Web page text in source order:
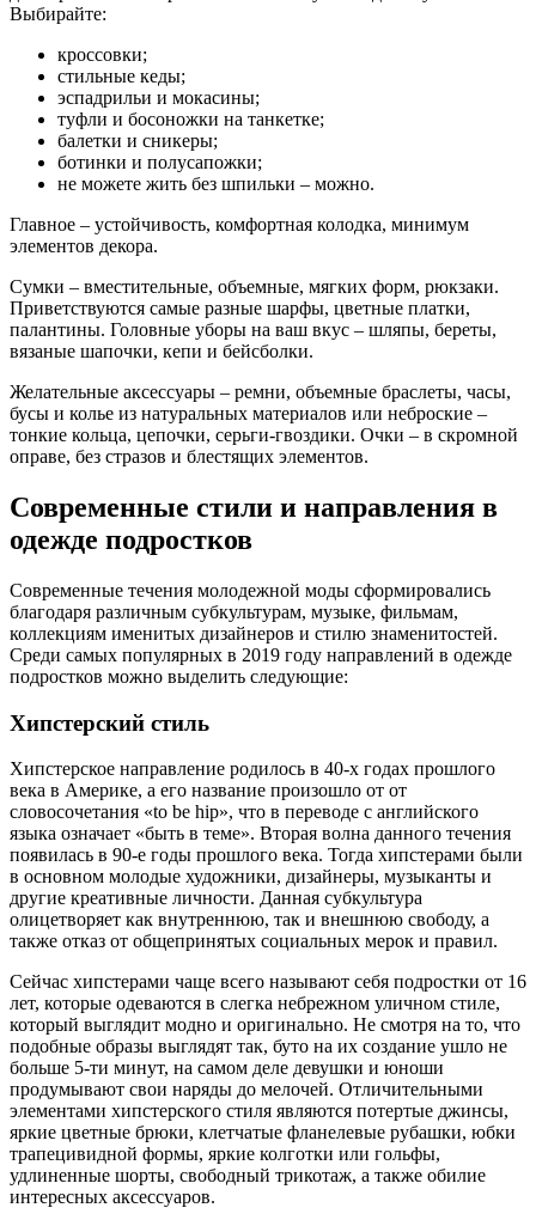
Выбирайте:
кроссовки;
стильные кеды;
эспадрильи и мокасины;
туфли и босоножки на танкетке;
балетки и сникеры;
ботинки и полусапожки;
не можете жить без шпильки – можно.
Главное – устойчивость, комфортная колодка, минимум
элементов декора.
Сумки – вместительные, объемные, мягких форм, рюкзаки.
Приветствуются самые разные шарфы, цветные платки,
палантины. Головные уборы на ваш вкус – шляпы, береты,
вязаные шапочки, кепи и бейсболки.
Желательные аксессуары – ремни, объемные браслеты, часы,
бусы и колье из натуральных материалов или неброские –
тонкие кольца, цепочки, серьги-гвоздики. Очки – в скромной
оправе, без стразов и блестящих элементов.
Современные стили и направления в
одежде подростков
Современные течения молодежной моды сформировались
благодаря различным субкультурам, музыке, фильмам,
коллекциям именитых дизайнеров и стилю знаменитостей.
Среди самых популярных в 2019 году направлений в одежде
подростков можно выделить следующие:
Хипстерский стиль
Хипстерское направление родилось в 40-х годах прошлого
века в Америке, а его название произошло от от
словосочетания «to be hip», что в переводе с английского
языка означает «быть в теме». Вторая волна данного течения
появилась в 90-е годы прошлого века. Тогда хипстерами были
в основном молодые художники, дизайнеры, музыканты и
другие креативные личности. Данная субкультура
олицетворяет как внутреннюю, так и внешнюю свободу, а
также отказ от общепринятых социальных мерок и правил.
Сейчас хипстерами чаще всего называют себя подростки от 16
лет, которые одеваются в слегка небрежном уличном стиле,
который выглядит модно и оригинально. Не смотря на то, что
подобные образы выглядят так, буто на их создание ушло не
больше 5-ти минут, на самом деле девушки и юноши
продумывают свои наряды до мелочей. Отличительными
элементами хипстерского стиля являются потертые джинсы,
яркие цветные брюки, клетчатые фланелевые рубашки, юбки
трапецивидной формы, яркие колготки или гольфы,
удлиненные шорты, свободный трикотаж, а также обилие
интересных аксессуаров.